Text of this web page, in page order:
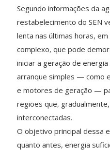
Segundo informações da
restabelecimento do SEN
lenta nas últimas horas,
complexo, que pode
iniciar a geração de
arranque simples — como
e motores de geração —
regiões que,
interconectadas.
O objetivo principal dessa
quanto antes, energia